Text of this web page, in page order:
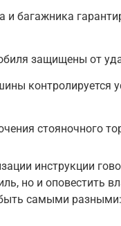
и багажника
защищены от
контролируется
стояночного
инструкции
но и оповестить
самыми разными: